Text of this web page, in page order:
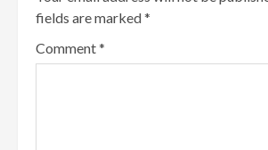
fields are marked*
Comment*